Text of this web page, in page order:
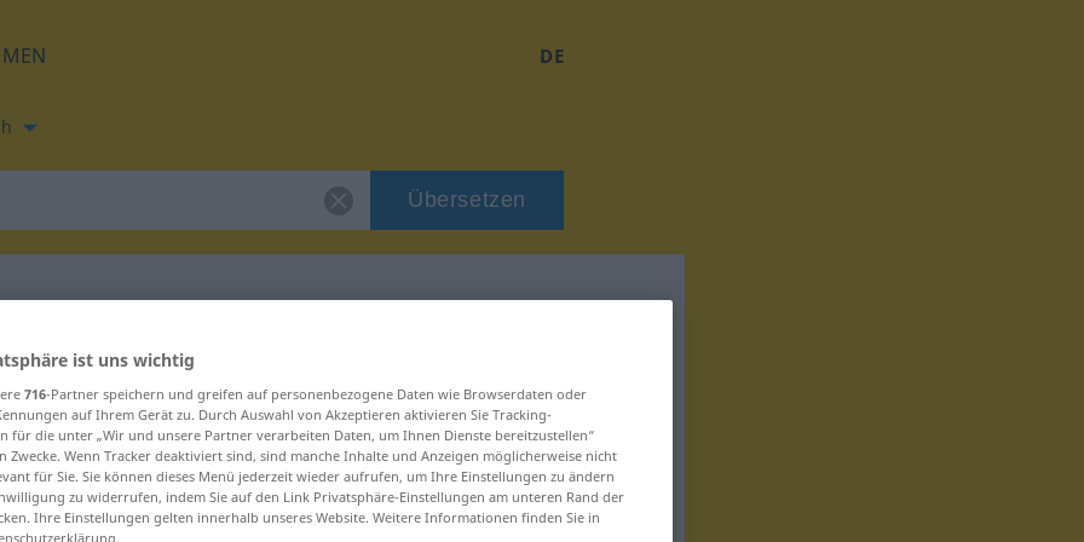
DE
Übersetzen
für "ihned"
ist uns wichtig
716-Partner speichern und greifen auf personenbezogene Daten wie Browserdaten oder
auf Ihrem Gerät zu. Durch Auswahl von Akzeptieren aktivieren Sie Tracking-
für die unter „Wir und unsere Partner verarbeiten Daten, um Ihnen Dienste bereitzustellen“
Zwecke. Wenn Tracker deaktiviert sind, sind manche Inhalte und Anzeigen möglicherweise nicht
für Sie. Sie können dieses Menü jederzeit wieder aufrufen, um Ihre Einstellungen zu ändern
zu widerrufen, indem Sie auf den Link Privatsphäre-Einstellungen am unteren Rand der
Ihre Einstellungen gelten innerhalb unseres Website. Weitere Informationen finden Sie in